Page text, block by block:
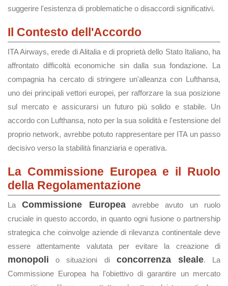
suggerire l'esistenza di problematiche o disaccordi significativi.
Il Contesto dell'Accordo
ITA Airways, erede di Alitalia e di proprietà dello Stato Italiano, ha
affrontato difficoltà economiche sin dalla sua fondazione. La
compagnia ha cercato di stringere un'alleanza con Lufthansa,
uno dei principali vettori europei, per rafforzare la sua posizione
sul mercato e assicurarsi un futuro più solido e stabile. Un
accordo con Lufthansa, noto per la sua solidità e l'estensione del
proprio network, avrebbe potuto rappresentare per ITA un passo
decisivo verso la stabilità finanziaria e operativa.
La Commissione Europea e il Ruolo
della Regolamentazione
LaCommissione Europeaavrebbe avuto un ruolo
cruciale in questo accordo, in quanto ogni fusione o partnership
strategica che coinvolge aziende di rilevanza continentale deve
essere attentamente valutata per evitare la creazione di
monopoli o situazioni di concorrenza sleale. La
Commissione Europea ha l'obiettivo di garantire un mercato